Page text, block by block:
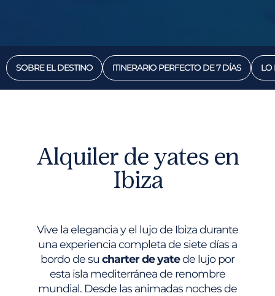
SOBRE EL DESTINO ITINERARIO PERFECTO DE 7 DÍAS LO
Alquiler de yates en
Ibiza
Vive la elegancia y el lujo de Ibiza durante
una experiencia completa de siete días a
bordo de su charter de yatede lujo por
esta isla mediterránea de renombre
mundial. Desde las animadas noches de